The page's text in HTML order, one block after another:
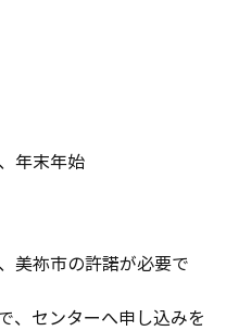
年末年始
美祢市の許諾が必要で
、センターへ申し込みを